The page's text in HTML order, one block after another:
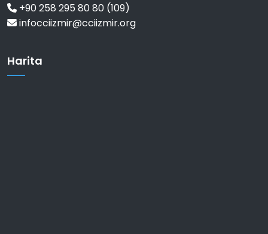
+90 258 295 80 80 (109)
infocciizmir@cciizmir.org
Harita